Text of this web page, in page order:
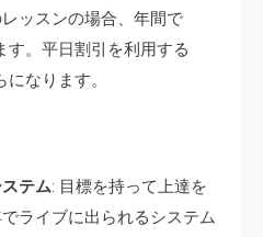
ッスンの場合、年間で
す。平日割引を利用する
なります。
テム: 目標を持って上達を
ライブに出られるシステム